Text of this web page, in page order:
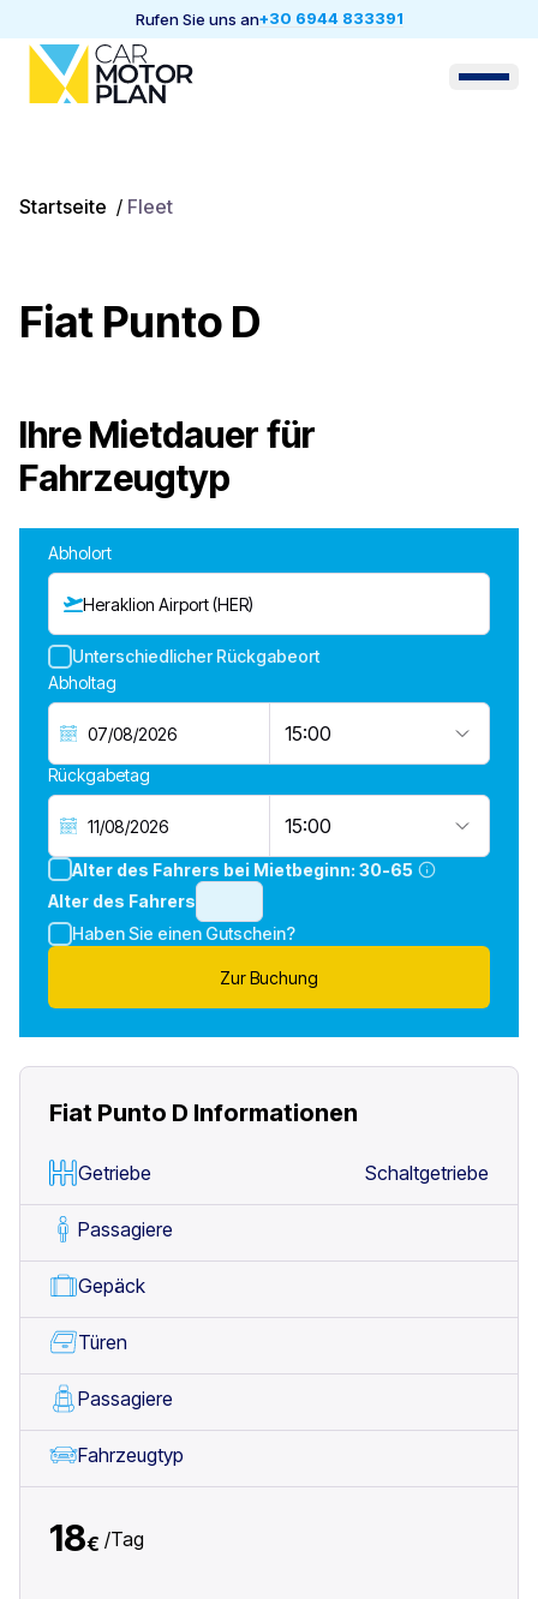
Rufen Sie uns an+30 6944 833391
Startseite / Fleet
Fiat Punto D
Ihre Mietdauer für
Fahrzeugtyp
Abholort
Heraklion Airport (HER)
Unterschiedlicher Rückgabeort
Abholtag
15:00
Rückgabetag
15:00
Alter des Fahrers bei Mietbeginn: 30-65
Alter des Fahrers
Haben Sie einen Gutschein?
Zur Buchung
Fiat Punto D Informationen
Getriebe Schaltgetriebe
Passagiere
Gepäck
Türen
Passagiere
Fahrzeugtyp
18€ /Tag